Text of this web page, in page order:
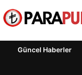
Güncel Haberler